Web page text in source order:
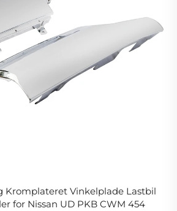
Kromplateret Vinkelplade Lastbil
for Nissan UD PKB CWM 454